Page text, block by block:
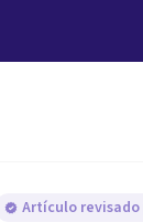
Artículo revisado